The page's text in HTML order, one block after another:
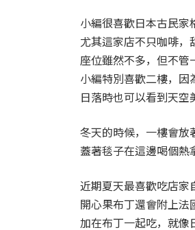
小編很喜歡日本古民家
尤其這家店不只咖啡，
座位雖然不多，但不管
小編特別喜歡二樓，因
日落時也可以看到天空
冬天的時候，一樓會放
蓋著毯子在這邊喝個熱
近期夏天最喜歡吃店家
開心果布丁還會附上法
加在布丁一起吃，就像